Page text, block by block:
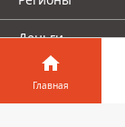
Деньги
Шоу-биз
Главная